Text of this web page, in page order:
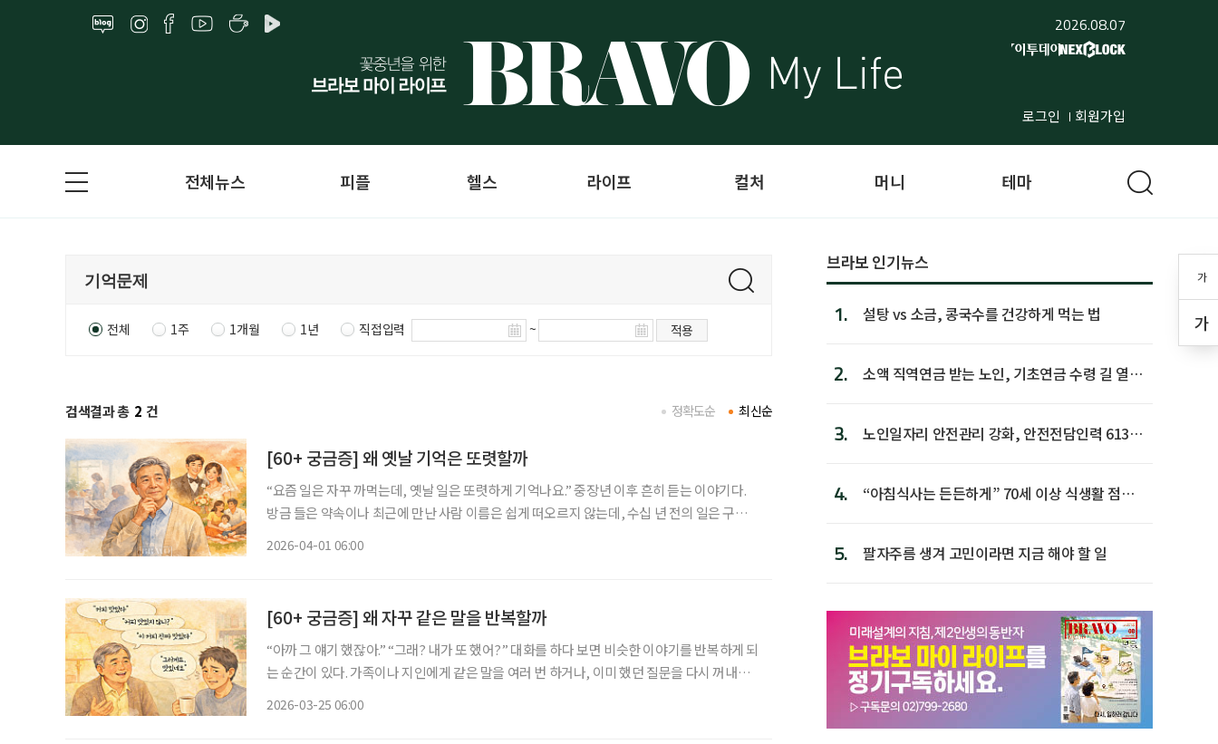
2026.08.07
로그인 회원가입
가
가
전체뉴스 피플 헬스 라이프 컬처 머니 테마
전체 1주 1개월 1년 직접입력 ~ 적용
검색결과 총 2 건 최신순
정확도순
[60+ 궁금증] 왜 옛날 기억은 또렷할까
“요즘 일은 자꾸 까먹는데, 옛날 일은 또렷하게 기억나요.” 중장년 이후 흔히 듣는 이야기다.
방금 들은 약속이나 최근에 만난 사람 이름은 쉽게 떠오르지 않는데, 수십 년 전의 일은 구체
2026-04-01 06:00
[60+ 궁금증] 왜 자꾸 같은 말을 반복할까
“아까 그 얘기 했잖아.” “그래? 내가 또 했어?” 대화를 하다 보면 비슷한 이야기를 반복하게 되
는 순간이 있다. 가족이나 지인에게 같은 말을 여러 번 하거나, 이미 했던 질문을 다시 꺼내는
2026-03-25 06:00
브라보 인기뉴스
1. 설탕 vs 소금, 콩국수를 건강하게 먹는 법
2.
소액 직역연금 받는 노인, 기초연금 수령 길 열린
3.
노인일자리 안전관리 강화, 안전전담인력 613명
4.
“아침식사는 든든하게” 70세 이상 식생활 점수
5. 팔자주름 생겨 고민이라면 지금 해야 할 일